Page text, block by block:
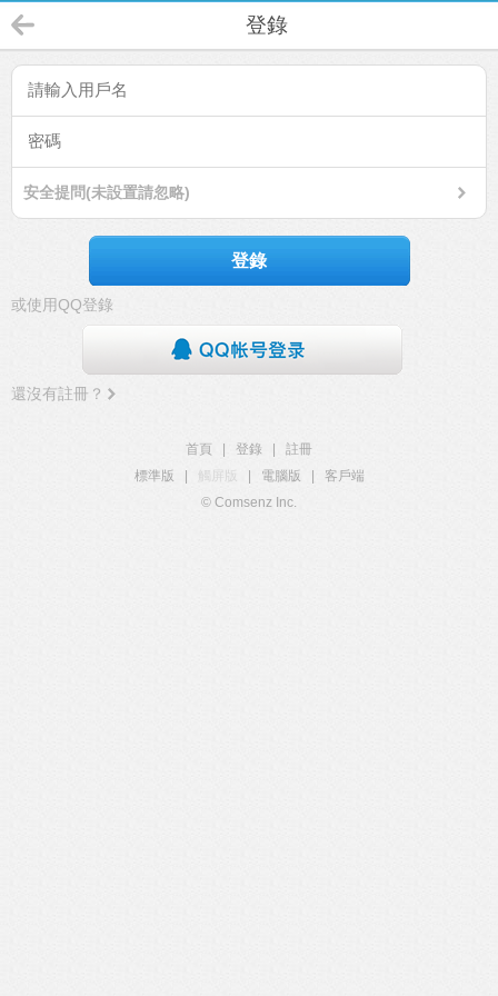
登錄
安全提問(未設置請忽略)
登錄
或使用QQ登錄
還沒有註冊？
首頁 登錄
註冊
標準版
觸屏版 電腦版
客戶端
© Comsenz Inc.